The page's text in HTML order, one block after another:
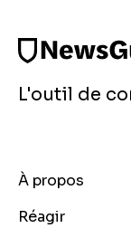
L'outil de
À propos
Réagir